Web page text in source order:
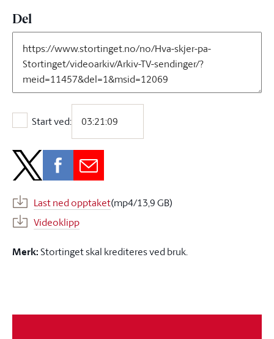
Del
Start ved:
Start ved:
Last ned opptaket(mp4/13,9 GB)
Videoklipp
Merk:Stortinget skal krediteres ved bruk.